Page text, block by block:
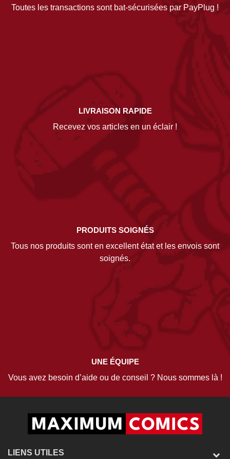
Toutes les transactions sont bat-sécurisées par PayPlug !
LIVRAISON RAPIDE
Recevez vos articles en un éclair !
PRODUITS SOIGNÉS
Tous nos produits sont en excellent état et les envois sont
soignés.
UNE ÉQUIPE
Vous avez besoin d’aide ou de conseil ? Nous sommes là !
LIENS UTILES